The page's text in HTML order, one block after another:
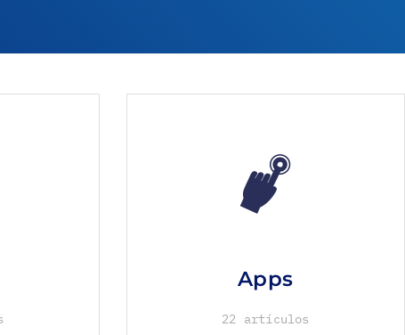
Apps
22 artículos